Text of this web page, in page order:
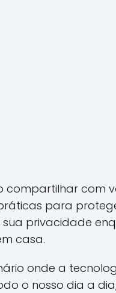
compartilhar com
para
privacidade
casa.
onde a
o nosso dia a